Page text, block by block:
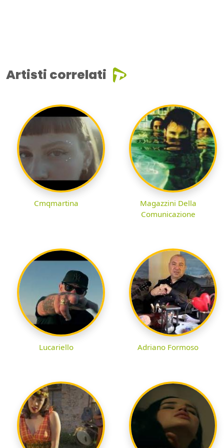
Artisti correlati
Cmqmartina
Magazzini Della
Comunicazione
Lucariello Adriano Formoso